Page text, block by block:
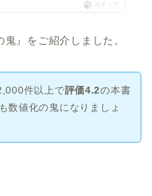
ポチップ
』をご紹介しました。
件以上で評価4.2の本書
数値化の鬼になりましょ